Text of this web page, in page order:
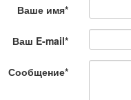
Ваше имя*
Ваш E-mail*
Сообщение*